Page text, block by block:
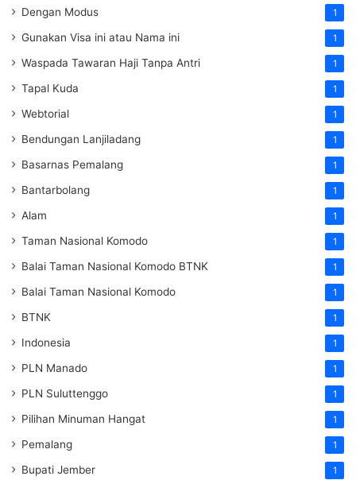
Dengan Modus 1
Gunakan Visa ini atau Nama ini 1
Waspada Tawaran Haji Tanpa Antri 1
Tapal Kuda 1
Webtorial 1
Bendungan Lanjiladang 1
Basarnas Pemalang 1
Bantarbolang 1
Alam 1
Taman Nasional Komodo 1
Balai Taman Nasional Komodo BTNK 1
Balai Taman Nasional Komodo 1
BTNK 1
Indonesia 1
PLN Manado 1
PLN Suluttenggo 1
Pilihan Minuman Hangat 1
Pemalang 1
Bupati Jember 1